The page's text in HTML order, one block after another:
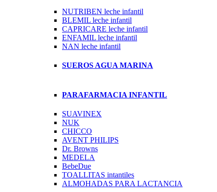
NUTRIBEN leche infantil
BLEMIL leche infantil
CAPRICARE leche infantil
ENFAMIL leche infantil
NAN leche infantil
SUEROS AGUA MARINA
PARAFARMACIA INFANTIL
SUAVINEX
NUK
CHICCO
AVENT PHILIPS
Dr. Browns
MEDELA
BebeDue
TOALLITAS intantiles
ALMOHADAS PARA LACTANCIA